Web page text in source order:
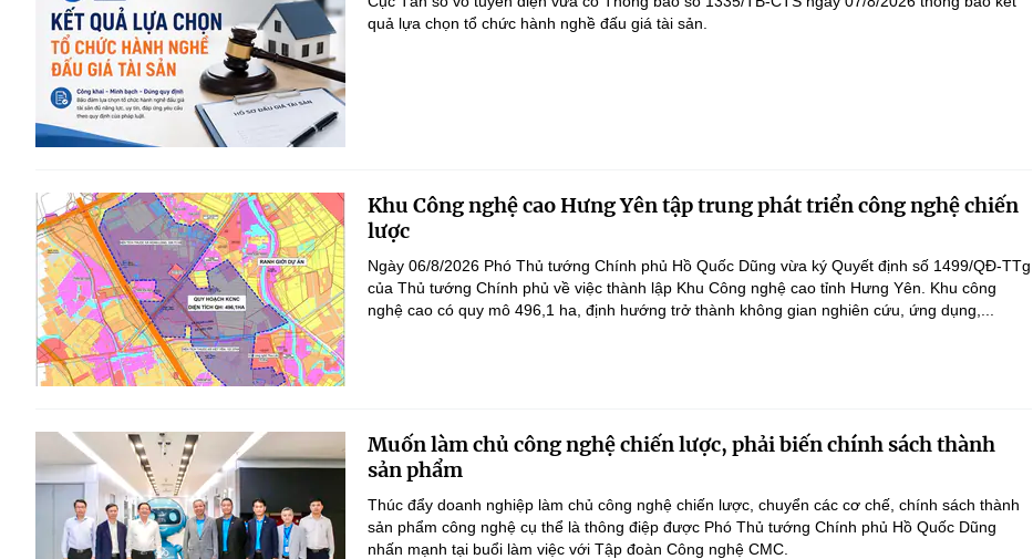
quả lựa chọn tổ chức hành nghề đấu giá tài sản.
Khu Công nghệ cao Hưng Yên tập trung phát triển công nghệ chiến
lược
Ngày 06/8/2026 Phó Thủ tướng Chính phủ Hồ Quốc Dũng vừa ký Quyết định số 1499/QĐ-TTg
của Thủ tướng Chính phủ về việc thành lập Khu Công nghệ cao tỉnh Hưng Yên. Khu công
nghệ cao có quy mô 496,1 ha, định hướng trở thành không gian nghiên cứu, ứng dụng,...
Muốn làm chủ công nghệ chiến lược, phải biến chính sách thành
sản phẩm
Thúc đẩy doanh nghiệp làm chủ công nghệ chiến lược, chuyển các cơ chế, chính sách thành
sản phẩm công nghệ cụ thể là thông điệp được Phó Thủ tướng Chính phủ Hồ Quốc Dũng
nhấn mạnh tại buổi làm việc với Tập đoàn Công nghệ CMC.